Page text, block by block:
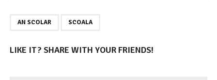
AN SCOLAR SCOALA
LIKE IT? SHARE WITH YOUR FRIENDS!